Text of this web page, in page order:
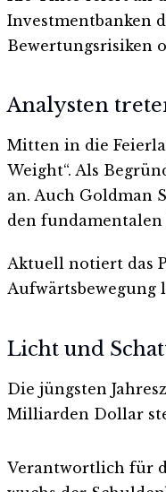
Investmentbanken
Bewertungsrisiken
Analysten
Mitten in die
Weight“. Als
an. Auch Goldman
den
Aktuell notiert das
Aufwärtsbewegung
Licht und
Die jüngsten
Milliarden Dollar
Verantwortlich für